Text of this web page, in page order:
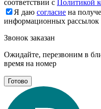
соответствии с
Политикой
Я даю согласие на
информационных рассылок
Звонок заказан
Ожидайте, перезвоним в
время на номер
Готово